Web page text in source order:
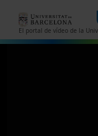
El portal de vídeo de la